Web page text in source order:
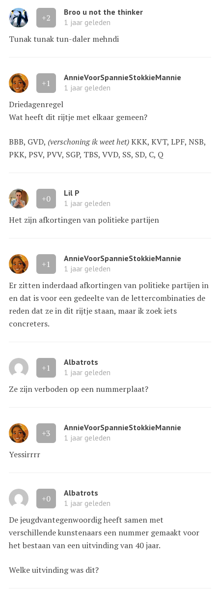
+2
Broo u not the thinker
1 jaar geleden
Tunak tunak tun-daler mehndi
+1
AnnieVoorSpannieStokkieMannie
1 jaar geleden
Driedagenregel
Wat heeft dit rijtje met elkaar gemeen?
BBB, GVD, (verschoning ik weet het)KKK, KVT, LPF, NSB,
PKK, PSV, PVV, SGP, TBS, VVD, SS, SD, C, Q
+0
Lil P
1 jaar geleden
Het zijn afkortingen van politieke partijen
+1
AnnieVoorSpannieStokkieMannie
1 jaar geleden
Er zitten inderdaad afkortingen van politieke partijen in
en dat is voor een gedeelte van de lettercombinaties de
reden dat ze in dit rijtje staan, maar ik zoek iets
concreters.
+1
Albatrots
1 jaar geleden
Ze zijn verboden op een nummerplaat?
+3
AnnieVoorSpannieStokkieMannie
1 jaar geleden
Yessirrrr
+0
Albatrots
1 jaar geleden
De jeugdvantegenwoordig heeft samen met
verschillende kunstenaars een nummer gemaakt voor
het bestaan van een uitvinding van 40 jaar.
Welke uitvinding was dit?